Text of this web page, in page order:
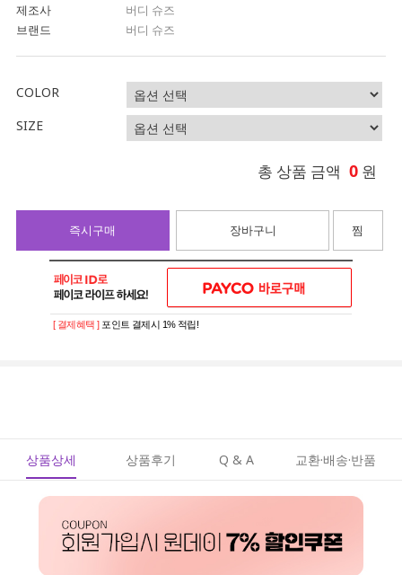
제조사
버디 슈즈
브랜드
버디 슈즈
COLOR
SIZE
총 상품 금액 0 원
즉시구매 장바구니 찜
[ 결제혜택 ] 포인트 결제시 1% 적립!
상품상세 상품후기 Q & A 교환·배송·반품